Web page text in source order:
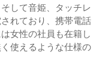
して音姫、タッチレ
れており、携帯電話
女性の社員も在籍し
使えるような仕様の